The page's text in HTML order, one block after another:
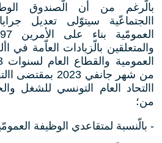
بالّرغم من أّن الّصندوق
االجتماعّية سيتوّلى تعديل
والمتعلقين بالّزيادات العاّمة في
من شهر جانفي
االتحاد العام التونسي للشغل
من؛
- بالّنسبة لمتقاعدي الوظيفة